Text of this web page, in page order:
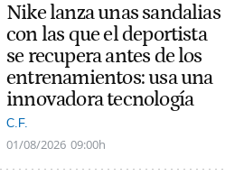
Nike lanza unas sandalias
con las que el deportista
se recupera antes de los
entrenamientos: usa una
innovadora tecnología
C.F.
01/08/2026 09:00h